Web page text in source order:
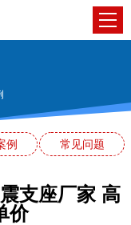
例 常见问题
支座厂家 高
价